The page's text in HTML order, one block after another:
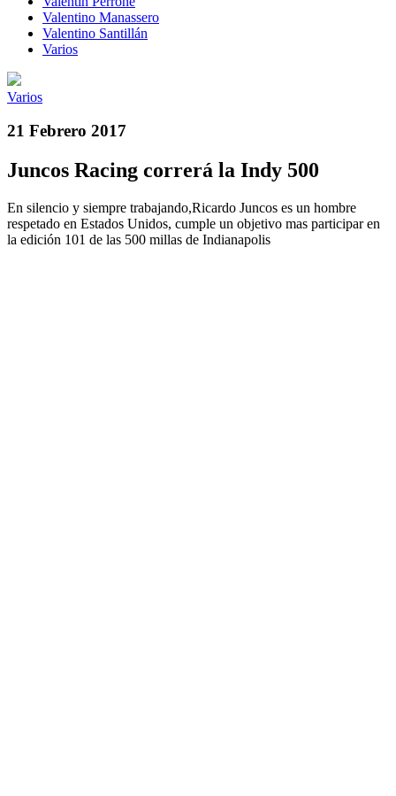
Valentino Manassero
Valentino Santillán
Varios
Varios
21 Febrero 2017
Juncos Racing correrá la Indy 500
En silencio y siempre trabajando,Ricardo Juncos es un hombre
respetado en Estados Unidos, cumple un objetivo mas participar en
la edición 101 de las 500 millas de Indianapolis